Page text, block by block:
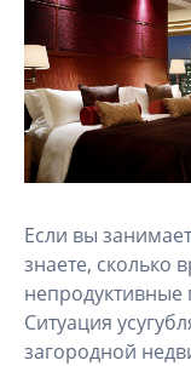
Если вы
знаете, сколько
Ситуация
загородной